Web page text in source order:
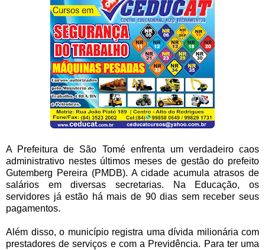
A Prefeitura de São Tomé enfrenta um verdadeiro caos
administrativo nestes últimos meses de gestão do prefeito
Gutemberg Pereira (PMDB). A cidade acumula atrasos de
salários em diversas secretarias. Na Educação, os
servidores já estão há mais de 90 dias sem receber seus
pagamentos.
Além disso, o município registra uma dívida milionária com
prestadores de serviços e com a Previdência. Para ter uma